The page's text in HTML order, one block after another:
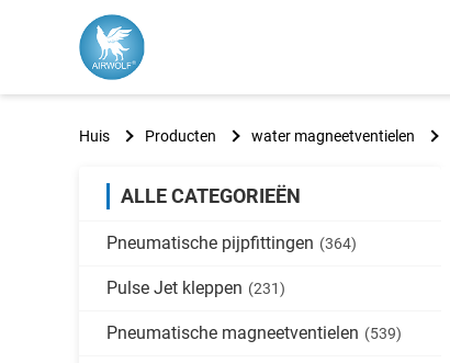
Huis Producten water magneetventielen
ALLE CATEGORIEËN
Pneumatische pijpfittingen (364)
Pulse Jet kleppen (231)
Pneumatische magneetventielen (539)